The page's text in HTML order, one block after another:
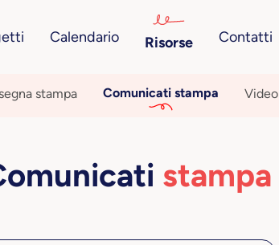
Calendario Risorse Contatti
stampa Comunicati stampa Video
stampa